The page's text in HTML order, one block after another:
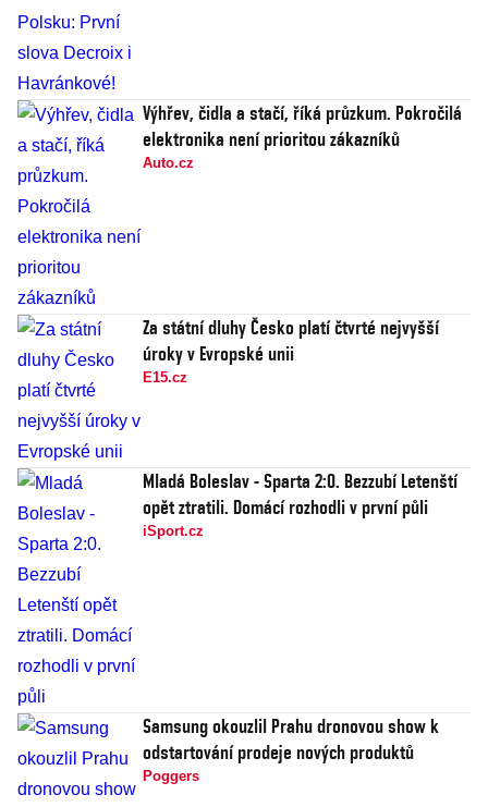
Výhřev, čidla a stačí, říká průzkum. Pokročilá
elektronika není prioritou zákazníků
Auto.cz
Za státní dluhy Česko platí čtvrté nejvyšší
úroky v Evropské unii
E15.cz
Mladá Boleslav - Sparta 2:0. Bezzubí Letenští
opět ztratili. Domácí rozhodli v první půli
iSport.cz
Samsung okouzlil Prahu dronovou show k
odstartování prodeje nových produktů
Poggers